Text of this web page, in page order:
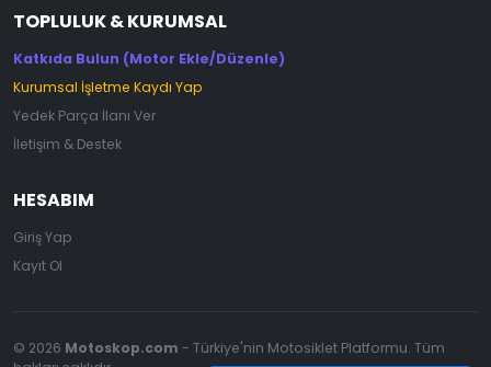
TOPLULUK & KURUMSAL
Katkıda Bulun (Motor Ekle/Düzenle)
Kurumsal İşletme Kaydı Yap
Yedek Parça İlanı Ver
İletişim & Destek
HESABIM
Giriş Yap
Kayıt Ol
© 2026 Motoskop.com - Türkiye'nin Motosiklet Platformu. Tüm